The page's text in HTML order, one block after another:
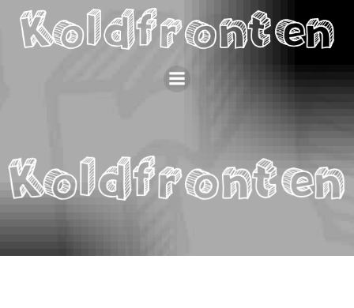
til
indhold